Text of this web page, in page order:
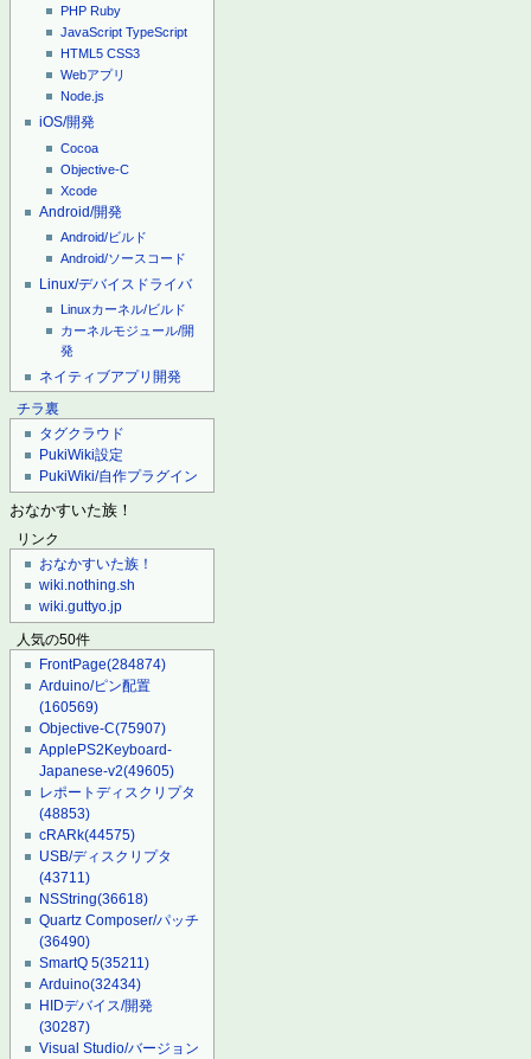
PHP Ruby
JavaScript TypeScript
HTML5 CSS3
Webアプリ
Node.js
iOS/開発
Cocoa
Objective-C
Xcode
Android/開発
Android/ビルド
Android/ソースコード
Linux/デバイスドライバ
Linuxカーネル/ビルド
カーネルモジュール/開
発
ネイティブアプリ開発
チラ裏
タグクラウド
PukiWiki設定
PukiWiki/自作プラグイン
おなかすいた族！
リンク
おなかすいた族！
wiki.nothing.sh
wiki.guttyo.jp
人気の50件
FrontPage(284874)
Arduino/ピン配置
(160569)
Objective-C(75907)
ApplePS2Keyboard-
Japanese-v2(49605)
レポートディスクリプタ
(48853)
cRARk(44575)
USB/ディスクリプタ
(43711)
NSString(36618)
Quartz Composer/パッチ
(36490)
SmartQ 5(35211)
Arduino(32434)
HIDデバイス/開発
(30287)
Visual Studio/バージョン